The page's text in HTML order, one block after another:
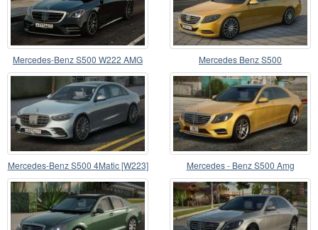
Mercedes-Benz S500 W222 AMG Mercedes Benz S500
Mercedes-Benz S500 4Matic [W223]
Mercedes - Benz S500 Amg
Package W222 2014